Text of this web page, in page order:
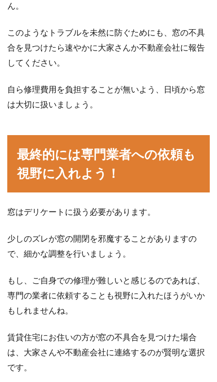
ん。
このようなトラブルを未然に防ぐためにも、窓の不具
合を見つけたら速やかに大家さんか不動産会社に報告
してください。
自ら修理費用を負担することが無いよう、日頃から窓
は大切に扱いましょう。
最終的には専門業者への依頼も
視野に入れよう！
窓はデリケートに扱う必要があります。
少しのズレが窓の開閉を邪魔することがありますの
で、細かな調整を行いましょう。
もし、ご自身での修理が難しいと感じるのであれば、
専門の業者に依頼することも視野に入れたほうがいか
もしれませんね。
賃貸住宅にお住いの方が窓の不具合を見つけた場合
は、大家さんや不動産会社に連絡するのが賢明な選択
です。